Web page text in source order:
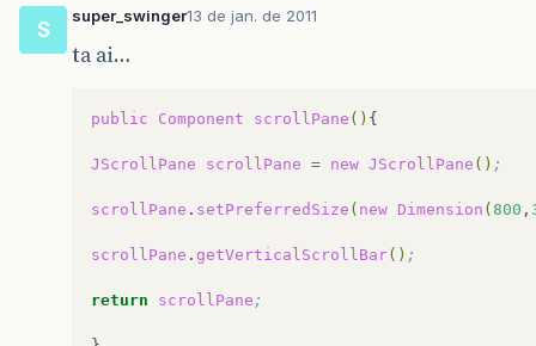
S
super_swinger13 de jan. de 2011
ta ai…
public Component scrollPane () {
JScrollPane scrollPane = new JScrollPane () ;
scrollPane . setPreferredSize ( new Dimension ( 800 ,
scrollPane . getVerticalScrollBar() ;
return scrollPane ;